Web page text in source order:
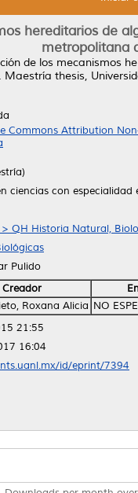
hereditarios de
metropolitana
de los mecanismos
Maestría thesis,
Commons Attribution
ciencias con especialidad
QH Historia Natural,
Pulido
Creador
Roxana Alicia NO
21:55
16:04
id/eprint/7394